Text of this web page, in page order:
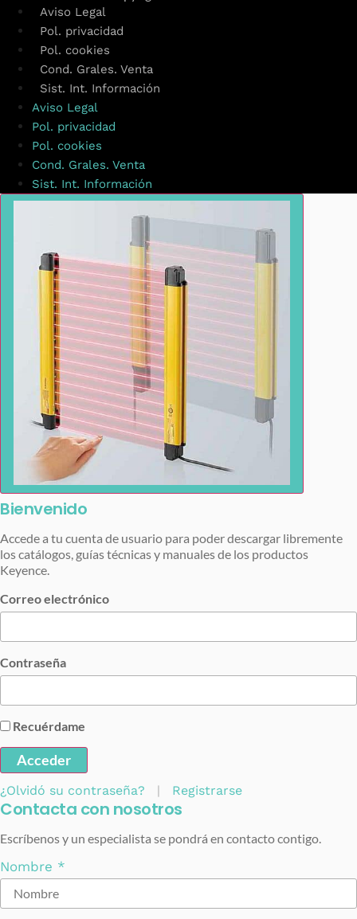
Aviso Legal
Pol. privacidad
Pol. cookies
Cond. Grales. Venta
Sist. Int. Información
Aviso Legal
Pol. privacidad
Pol. cookies
Cond. Grales. Venta
Sist. Int. Información
Bienvenido
Accede a tu cuenta de usuario para poder descargar libremente
los catálogos, guías técnicas y manuales de los productos
Keyence.
Correo electrónico
Contraseña
Recuérdame
Acceder
¿Olvidó su contraseña? | Registrarse
Contacta con nosotros
Escríbenos y un especialista se pondrá en contacto contigo.
Nombre *